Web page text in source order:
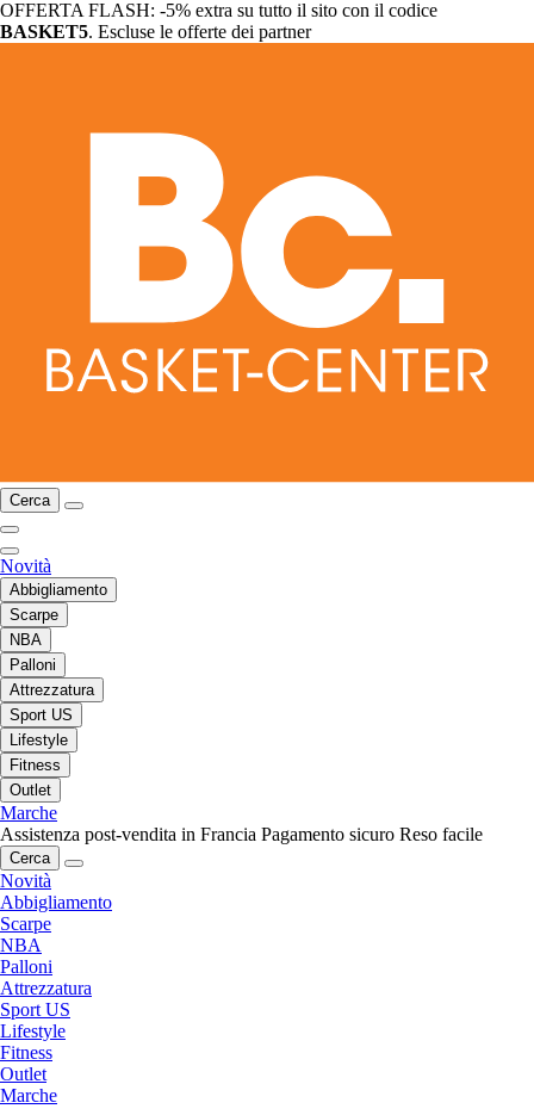
OFFERTA FLASH: -5% extra su tutto il sito con il codice
BASKET5. Escluse le offerte dei partner
Cerca
Novità
Abbigliamento
Scarpe
NBA
Palloni
Attrezzatura
Sport US
Lifestyle
Fitness
Outlet
Marche
Assistenza post-vendita in Francia Pagamento sicuro Reso facile
Cerca
Novità
Abbigliamento
Scarpe
NBA
Palloni
Attrezzatura
Sport US
Lifestyle
Fitness
Outlet
Marche